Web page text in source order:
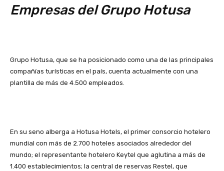
Empresas del Grupo Hotusa
Grupo Hotusa, que se ha posicionado como una de las principales
compañías turísticas en el país, cuenta actualmente con una
plantilla de más de 4.500 empleados.
En su seno alberga a Hotusa Hotels, el primer consorcio hotelero
mundial con más de 2.700 hoteles asociados alrededor del
mundo; el representante hotelero Keytel que aglutina a más de
1.400 establecimientos; la central de reservas Restel, que